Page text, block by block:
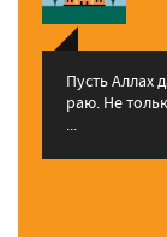
Пусть Аллах
раю. Не
...